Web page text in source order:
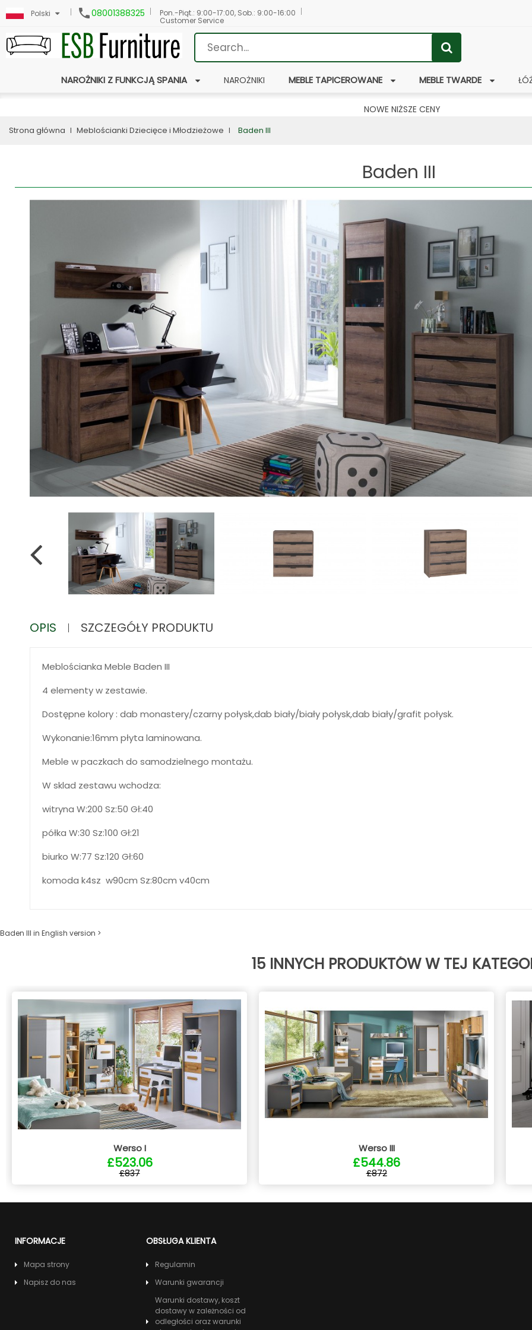
Polski 08001388325 Pon.-Piąt.: 9:00-17:00, Sob.: 9:00-16:00
Customer Service
NAROŻNIKI Z FUNKCJĄ SPANIA NAROŻNIKI MEBLE TAPICEROWANE MEBLE TWARDE
NOWE NIŻSZE CENY
Strona główna Meblościanki Dziecięce i Młodzieżowe Baden III
Baden III
OPIS SZCZEGÓŁY PRODUKTU
Meblościanka Meble Baden III
4 elementy w zestawie.
Dostępne kolory : dab monastery/czarny połysk,dab biały/biały połysk,dab biały/grafit połysk.
Wykonanie:16mm płyta laminowana.
Meble w paczkach do samodzielnego montażu.
W sklad zestawu wchodza:
witryna W:200 Sz:50 Gł:40
półka W:30 Sz:100 Gł:21
biurko W:77 Sz:120 Gł:60
komoda k4sz w90cm Sz:80cm v40cm
Baden III in English version >
15 INNYCH PRODUKTÓW W TEJ
Werso I
£523.06
£837
Werso III
£544.86
£872
INFORMACJE
Mapa strony
Napisz do nas
OBSŁUGA KLIENTA
Regulamin
Warunki gwarancji
Warunki dostawy, koszt
dostawy w zależności od
odległości oraz warunki